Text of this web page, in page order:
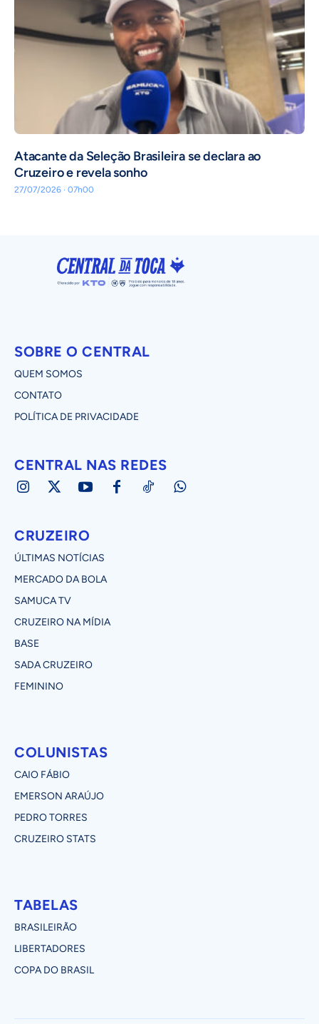
Atacante da Seleção Brasileira se declara ao
Cruzeiro e revela sonho
27/07/2026 · 07h00
SOBRE O CENTRAL
QUEM SOMOS
CONTATO
POLÍTICA DE PRIVACIDADE
CENTRAL NAS REDES
CRUZEIRO
ÚLTIMAS NOTÍCIAS
MERCADO DA BOLA
SAMUCA TV
CRUZEIRO NA MÍDIA
BASE
SADA CRUZEIRO
FEMININO
COLUNISTAS
CAIO FÁBIO
EMERSON ARAÚJO
PEDRO TORRES
CRUZEIRO STATS
TABELAS
BRASILEIRÃO
LIBERTADORES
COPA DO BRASIL